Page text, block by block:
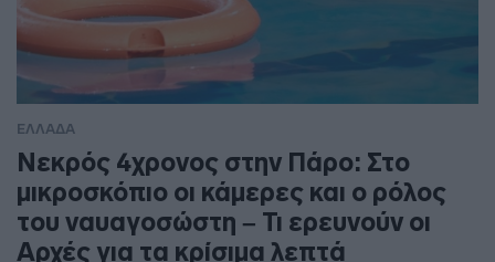
ΕΛΛΑΔΑ
Νεκρός 4χρονος στην Πάρο: Στο
μικροσκόπιο οι κάμερες και ο ρόλος
του ναυαγοσώστη – Τι ερευνούν οι
Αρχές για τα κρίσιμα λεπτά